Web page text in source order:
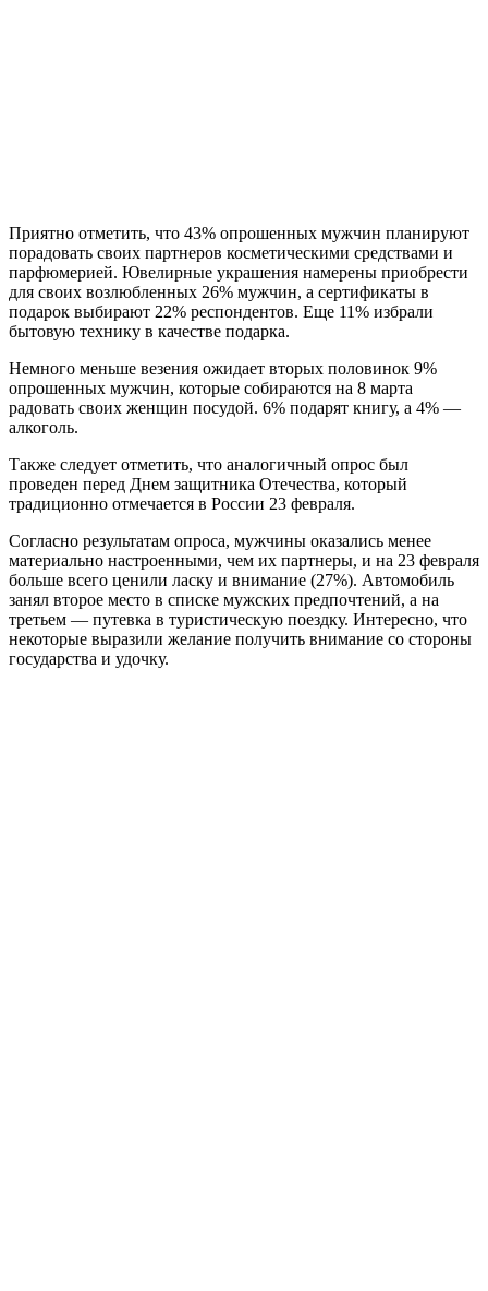
Приятно отметить, что 43% опрошенных мужчин планируют
порадовать своих партнеров косметическими средствами и
парфюмерией. Ювелирные украшения намерены приобрести
для своих возлюбленных 26% мужчин, а сертификаты в
подарок выбирают 22% респондентов. Еще 11% избрали
бытовую технику в качестве подарка.
Немного меньше везения ожидает вторых половинок 9%
опрошенных мужчин, которые собираются на 8 марта
радовать своих женщин посудой. 6% подарят книгу, а 4% —
алкоголь.
Также следует отметить, что аналогичный опрос был
проведен перед Днем защитника Отечества, который
традиционно отмечается в России 23 февраля.
Согласно результатам опроса, мужчины оказались менее
материально настроенными, чем их партнеры, и на 23 февраля
больше всего ценили ласку и внимание (27%). Автомобиль
занял второе место в списке мужских предпочтений, а на
третьем — путевка в туристическую поездку. Интересно, что
некоторые выразили желание получить внимание со стороны
государства и удочку.